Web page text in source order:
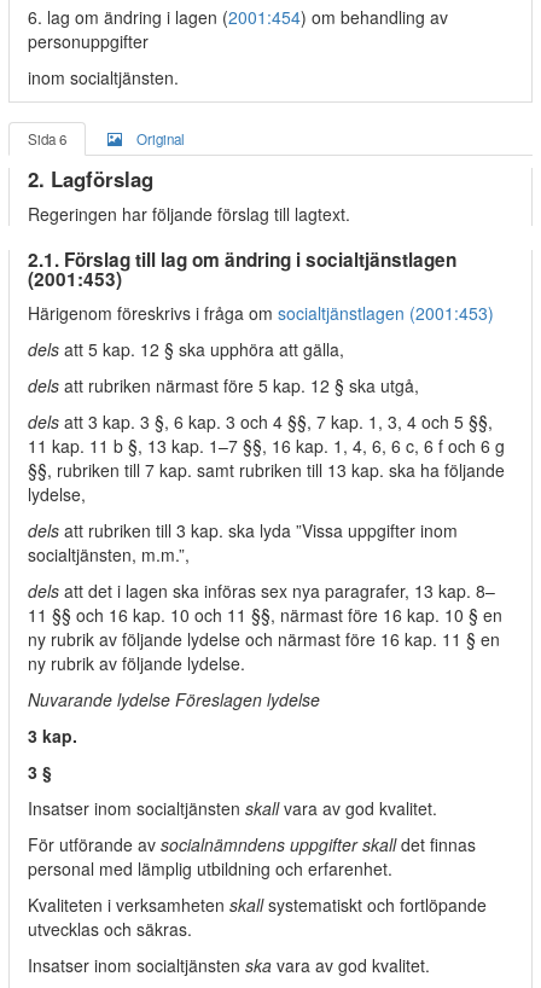
6. lag om ändring i lagen (2001:454) om behandling av
personuppgifter
inom socialtjänsten.
Sida 6 Original
2. Lagförslag
Regeringen har följande förslag till lagtext.
2.1. Förslag till lag om ändring i socialtjänstlagen
(2001:453)
Härigenom föreskrivs i fråga om socialtjänstlagen (2001:453)
dels att 5 kap. 12 § ska upphöra att gälla,
dels att rubriken närmast före 5 kap. 12 § ska utgå,
dels att 3 kap. 3 §, 6 kap. 3 och 4 §§, 7 kap. 1, 3, 4 och 5 §§,
11 kap. 11 b §, 13 kap. 1–7 §§, 16 kap. 1, 4, 6, 6 c, 6 f och 6 g
§§, rubriken till 7 kap. samt rubriken till 13 kap. ska ha följande
lydelse,
dels att rubriken till 3 kap. ska lyda ”Vissa uppgifter inom
socialtjänsten, m.m.”,
dels att det i lagen ska införas sex nya paragrafer, 13 kap. 8–
11 §§ och 16 kap. 10 och 11 §§, närmast före 16 kap. 10 § en
ny rubrik av följande lydelse och närmast före 16 kap. 11 § en
ny rubrik av följande lydelse.
Nuvarande lydelse Föreslagen lydelse
3 kap.
3 §
Insatser inom socialtjänsten skallvara av god kvalitet.
För utförande av socialnämndens uppgifter skalldet finnas
personal med lämplig utbildning och erfarenhet.
Kvaliteten i verksamheten skallsystematiskt och fortlöpande
utvecklas och säkras.
Insatser inom socialtjänsten ska vara av god kvalitet.